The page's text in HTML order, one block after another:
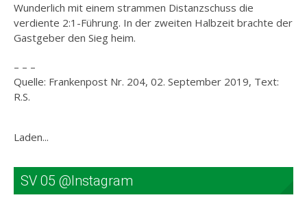
Wunderlich mit einem strammen Distanzschuss die
verdiente 2:1-Führung. In der zweiten Halbzeit brachte der
Gastgeber den Sieg heim.
– – –
Quelle: Frankenpost Nr. 204, 02. September 2019, Text:
R.S.
Laden...
SV 05 @Instagram